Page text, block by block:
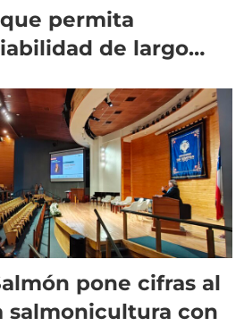
permita
de largo
pone cifras al
salmonicultura con